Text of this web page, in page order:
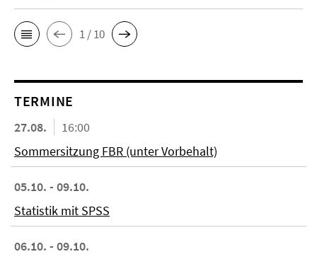
1 / 10
TERMINE
27.08.
16:00
Sommersitzung FBR (unter Vorbehalt)
05.10. - 09.10.
Statistik mit SPSS
06.10. - 09.10.